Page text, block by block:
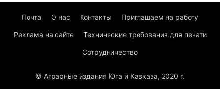
Почта О нас Контакты Приглашаем на работу
Реклама на сайте Технические требования для печати
Сотрудничество
© Аграрные издания Юга и Кавказа, 2020 г.